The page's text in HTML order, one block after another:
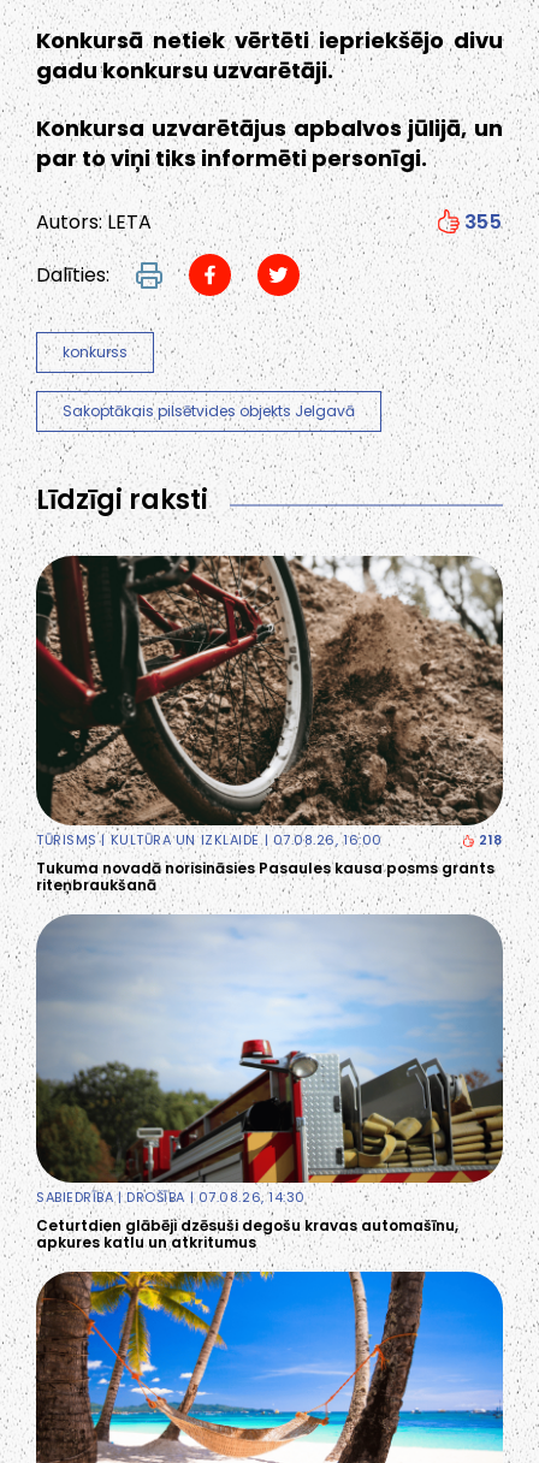
Konkursā netiek vērtēti iepriekšējo divu
gadu konkursu uzvarētāji.
Konkursa uzvarētājus apbalvos jūlijā, un
par to viņi tiks informēti personīgi.
Autors: LETA
355
Dalīties:
konkurss
Sakoptākais pilsētvides objekts Jelgavā
Līdzīgi raksti
TŪRISMS|KULTŪRA UN IZKLAIDE| 07.08.26, 16:00 218
Tukuma novadā norisināsies Pasaules kausa posms grants
riteņbraukšanā
SABIEDRĪBA|DROŠĪBA| 07.08.26, 14:30
Ceturtdien glābēji dzēsuši degošu kravas automašīnu,
apkures katlu un atkritumus